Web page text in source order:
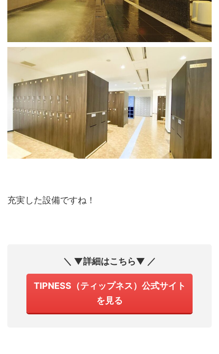
充実した設備ですね！
＼ ▼詳細はこちら▼ ／
TIPNESS（ティップネス）公式サイト
を見る